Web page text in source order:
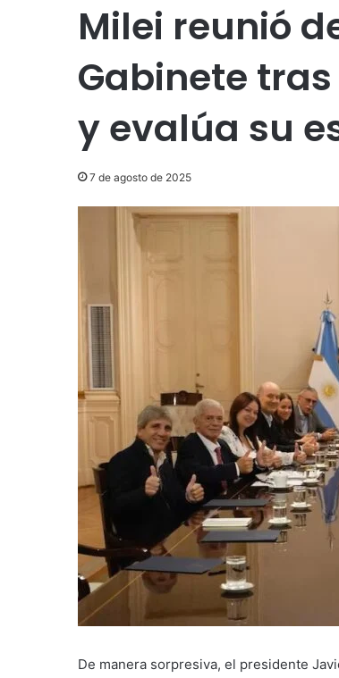
Milei reunió
Gabinete
y evalúa su
7 de agosto de 2025
De manera sorpresiva, el presidente